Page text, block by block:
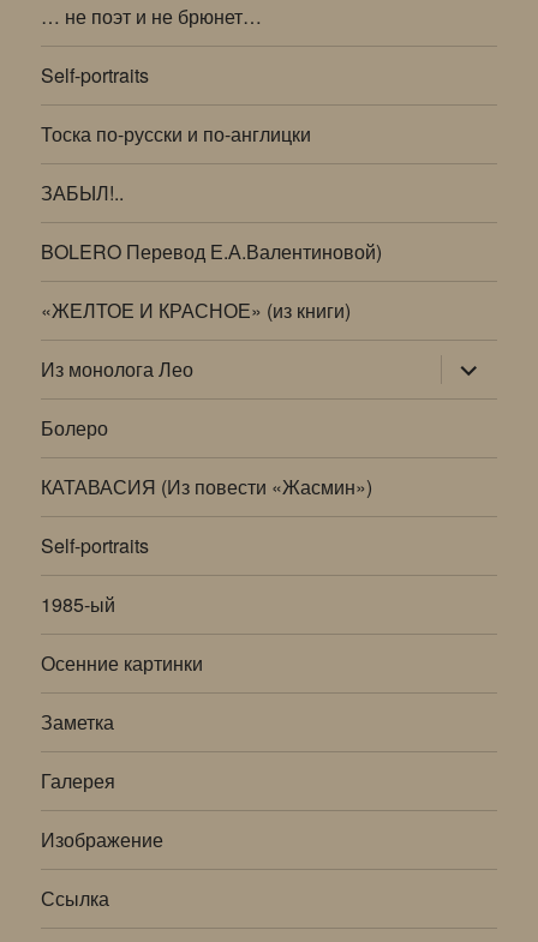
… не поэт и не брюнет…
Self-portraits
Тоска по-русски и по-англицки
ЗАБЫЛ!..
BOLERO Перевод Е.А.Валентиновой)
«ЖЕЛТОЕ И КРАСНОЕ» (из книги)
Из монолога Лео раскрыть
дочернее
меню
Болеро
КАТАВАСИЯ (Из повести «Жасмин»)
Self-portraits
1985-ый
Осенние картинки
Заметка
Галерея
Изображение
Ссылка